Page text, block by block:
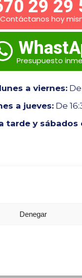
Denegar
29 29
Contáctanos hoy
Presupuesto
a viernes:
a jueves: De
tarde y sábados